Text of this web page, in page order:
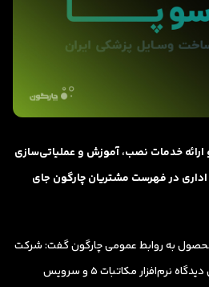
خدمات نصب، آموزش و عملیاتی‌سازی
اداری در فهرست مشتریان چارگون جای
به روابط عمومی چارگون گفت: شرکت
سویا از راهکار اتوماسیون اداری دیدگاه نرم‌افزار مکاتبات 5 و سرویس